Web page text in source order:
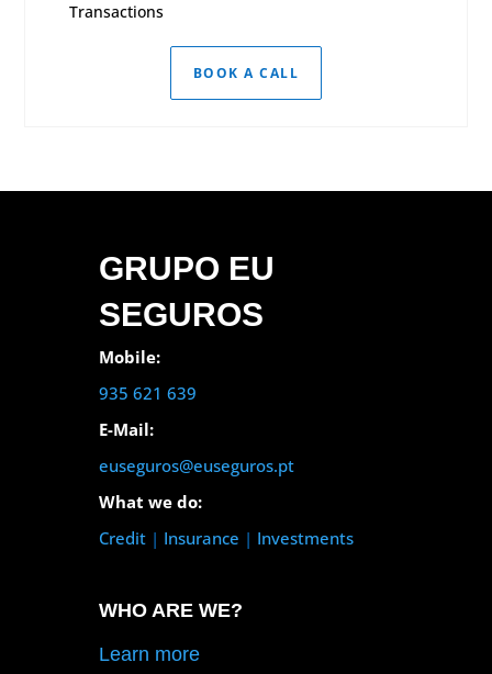
Transactions
BOOK A CALL
GRUPO EU
SEGUROS
Mobile:
935 621 639
E-Mail:
euseguros@euseguros.pt
What we do:
Credit| Insurance | Investments
WHO ARE WE?
Learn more